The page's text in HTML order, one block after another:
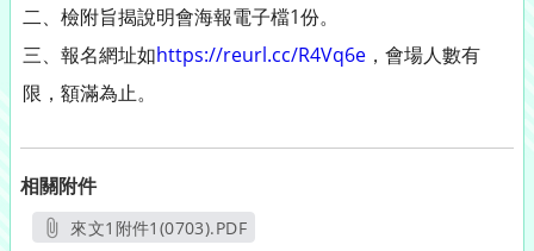
二、檢附旨揭說明會海報電子檔1份。
三、報名網址如https://reurl.cc/R4Vq6e ，會場人數有
限，額滿為止。
相關附件
來文1附件1(0703).PDF